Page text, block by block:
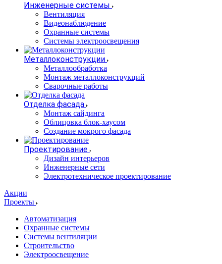
Инженерные системы
Вентиляция
Видеонаблюдение
Охранные системы
Системы электроосвещения
Металлоконструкции
Металлообработка
Монтаж металлоконструкций
Сварочные работы
Отделка фасада
Монтаж сайдинга
Облицовка блок-хаусом
Создание мокрого фасада
Проектирование
Дизайн интерьеров
Инженерные сети
Электротехническое проектирование
Акции
Проекты
Автоматизация
Охранные системы
Системы вентиляции
Строительство
Электроосвещение